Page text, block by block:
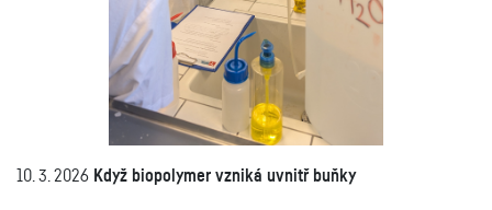
10. 3. 2026 Když biopolymer vzniká uvnitř buňky